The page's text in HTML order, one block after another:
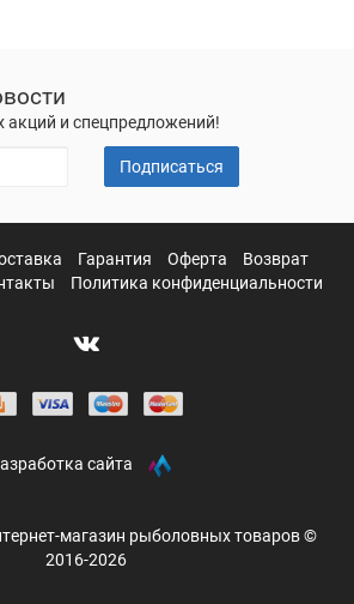
акций и спецпредложений!
Подписаться
Гарантия Оферта
Возврат
Политика конфиденциальности
сайта
магазин рыболовных товаров ©
2016-2026